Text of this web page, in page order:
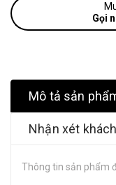
Gọi
Mô tả sản
Nhận xét
Thông tin sản phẩm